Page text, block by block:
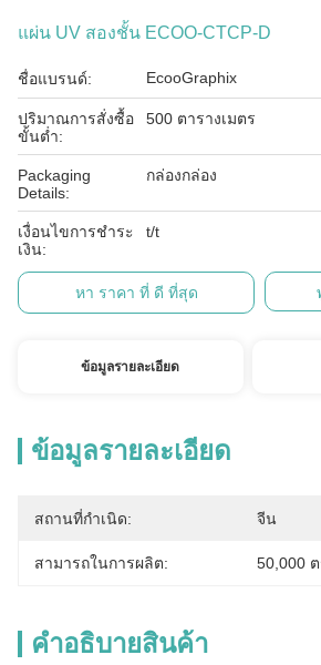
แผ่น UV สองชั้น ECOO-CTCP-D
ชื่อแบรนด์: EcooGraphix
ปริมาณการสั่งซื้อ
ขั้นต่ำ:
500 ตารางเมตร
Packaging
Details:
กล่องกล่อง
เงื่อนไขการชำระ
เงิน:
t/t
หา ราคา ที่ ดี ที่สุด
ข้อมูลรายละเอียด
ข้อมูลรายละเอียด
สถานที่กำเนิด: จีน
สามารถในการผลิต: 50,000
คําอธิบายสินค้า